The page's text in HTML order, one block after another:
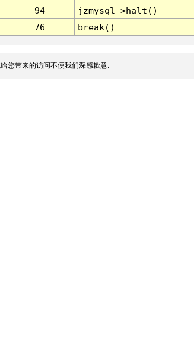
94
jzmysql->halt()
76 break()
您带来的访问不便我们深感歉意.